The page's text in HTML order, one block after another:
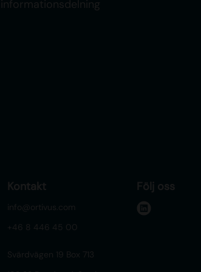
Kontakt
info@ortivus.com
+46 8 446 45 00
Svärdvägen 19 Box 713
Följ oss
l